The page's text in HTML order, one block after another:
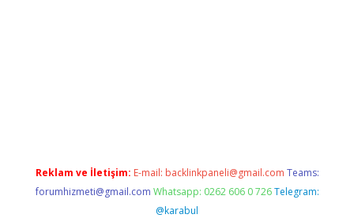
Reklam ve İletişim: E-mail: backlinkpaneli@gmail.com Teams:
forumhizmeti@gmail.com Whatsapp: 0262 606 0 726 Telegram:
@karabul